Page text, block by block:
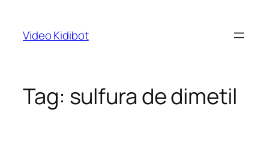
content
Video Kidibot
Tag: sulfura de dimetil